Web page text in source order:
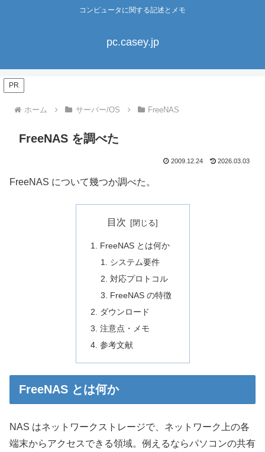
コンピュータに関する記述とメモ
pc.casey.jp
PR
ホーム サーバー/OS FreeNAS
FreeNAS を調べた
2009.12.24 2026.03.03
FreeNAS について幾つか調べた。
目次
FreeNAS とは何か
システム要件
対応プロトコル
FreeNAS の特徴
ダウンロード
注意点・メモ
参考文献
FreeNAS とは何か
NAS はネットワークストレージで、ネットワーク上の各
端末からアクセスできる領域。例えるならパソコンの共有